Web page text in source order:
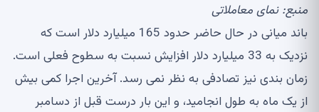
منبع:نمای معاملاتی
باند میانی در حال حاضر حدود 165 میلیارد دلار است که
نزدیک به 33 میلیارد دلار افزایش نسبت به سطوح فعلی است.
زمان بندی نیز تصادفی به نظر نمی رسد. آخرین اجرا کمی بیش
از یک ماه به طول انجامید، و این بار درست قبل از دسامبر